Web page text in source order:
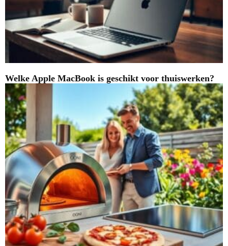
Welke Apple MacBook is geschikt voor thuiswerken?